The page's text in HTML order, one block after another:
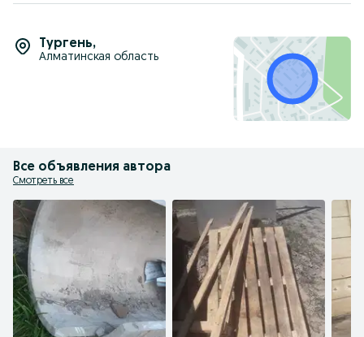
Тургень,
Алматинская область
Все объявления автора
Смотреть все